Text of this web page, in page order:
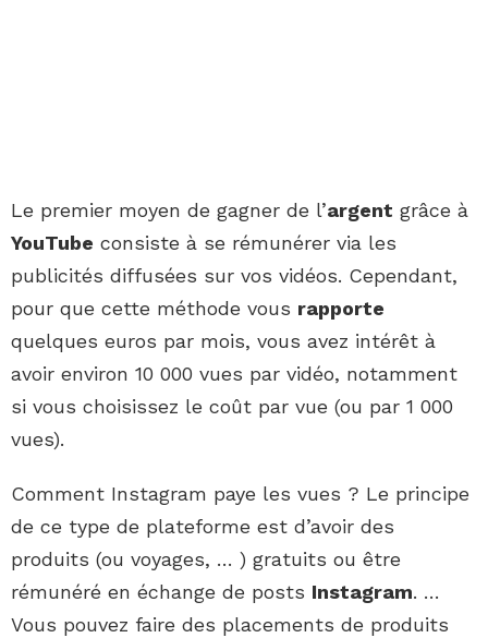
Le premier moyen de gagner de l’argent grâce à
YouTube consiste à se rémunérer via les
publicités diffusées sur vos vidéos. Cependant,
pour que cette méthode vous rapporte
quelques euros par mois, vous avez intérêt à
avoir environ 10 000 vues par vidéo, notamment
si vous choisissez le coût par vue (ou par 1 000
vues).
Comment Instagram paye les vues ? Le principe
de ce type de plateforme est d’avoir des
produits (ou voyages, … ) gratuits ou être
rémunéré en échange de posts Instagram. …
Vous pouvez faire des placements de produits